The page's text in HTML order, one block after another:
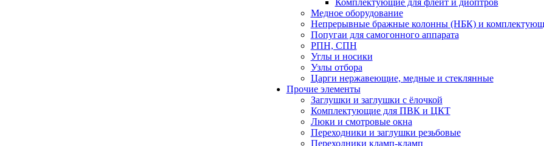
Медное оборудование
Непрерывные бражные колонны (НБК) и
Попугаи для самогонного аппарата
РПН, СПН
Углы и носики
Узлы отбора
Царги нержавеющие, медные и стеклянные
Прочие элементы
Заглушки и заглушки с ёлочкой
Комплектующие для ПВК и ЦКТ
Люки и смотровые окна
Переходники и заглушки резьбовые
Переходники кламп-кламп